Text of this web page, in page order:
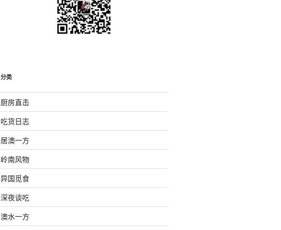
分类
厨房直击
吃货日志
居澳一方
岭南风物
异国觅食
深夜谈吃
澳水一方